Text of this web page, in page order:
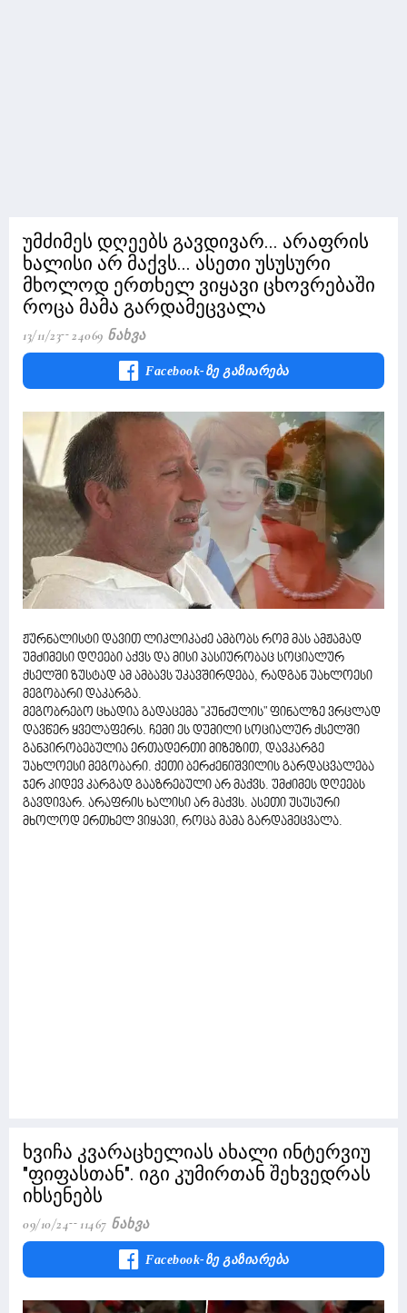
უმძიმეს დღეებს გავდივარ... არაფრის
ხალისი არ მაქვს... ასეთი უსუსური
მხოლოდ ერთხელ ვიყავი ცხოვრებაში
როცა მამა გარდამეცვალა
13/11/23 24069 Ნახვა
Facebook-Ზე Გაზიარება
ჟურნალისტი დავით ლიკლიკაძე ამბობს რომ მას ამჟამად
უმძიმესი დღეები აქვს და მისი პასიურობაც სოციალურ
ქსელში ზუსტად ამ ამბავს უკავშირდება, რადგან უახლოესი
მეგობარი დაკარგა.
მეგობრებო ცხადია გადაცემა "კუნძულის" ფინალზე ვრცლად
დავწერ ყველაფერს. ჩემი ეს დუმილი სოციალურ ქსელში
განპირობებულია ერთადერთი მიზეზით, დავკარგე
უახლოესი მეგობარი. ქეთი ბერძენიშვილის გარდაცვალება
ჯერ კიდევ კარგად გააზრებული არ მაქვს. უმძიმეს დღეებს
გავდივარ. არაფრის ხალისი არ მაქვს. ასეთი უსუსური
მხოლოდ ერთხელ ვიყავი, როცა მამა გარდამეცვალა.
ხვიჩა კვარაცხელიას ახალი ინტერვიუ
"ფიფასთან". იგი კუმირთან შეხვედრას
იხსენებს
09/10/24 11467 Ნახვა
Facebook-Ზე Გაზიარება